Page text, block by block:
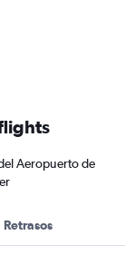
Aeropuerto de
Retrasos